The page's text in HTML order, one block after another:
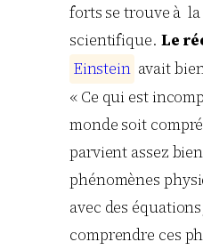
forts se trouve à la
scientifique. Le
Einstein avait
« Ce qui est
monde soit
parvient assez
phénomènes
avec des
comprendre ces